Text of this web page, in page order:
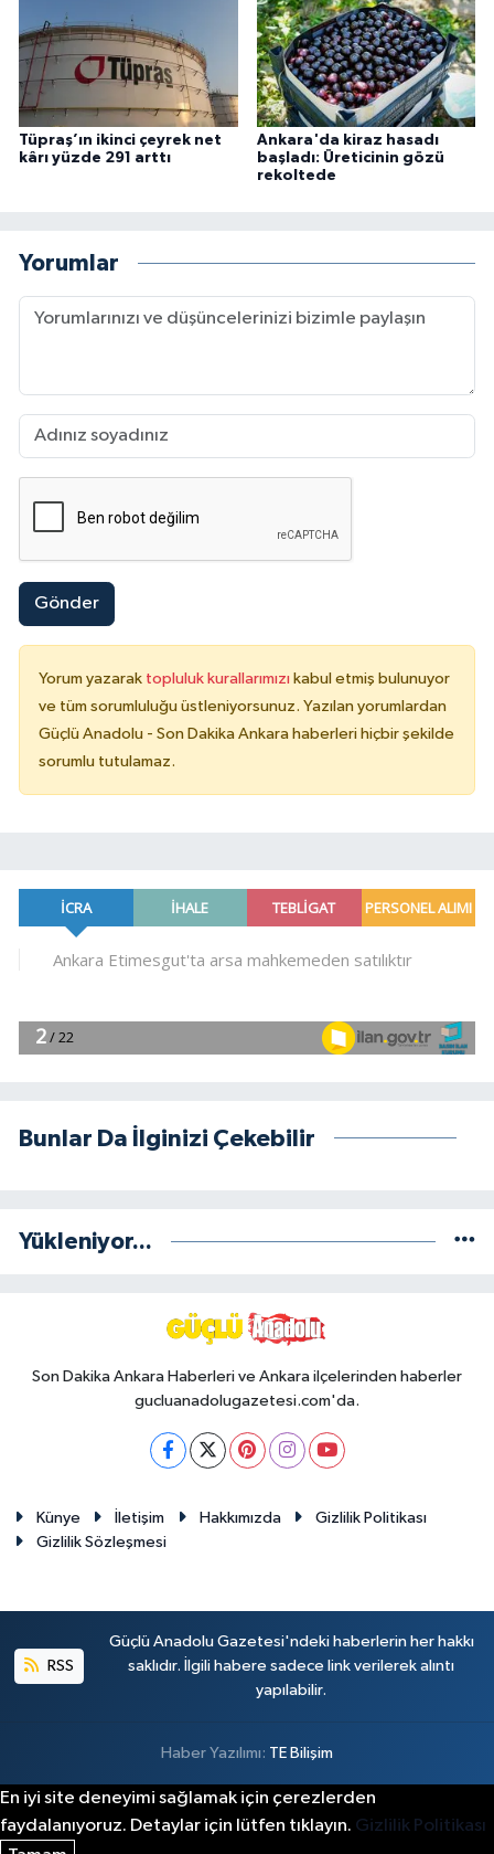
Tüpraş’ın ikinci çeyrek net
kârı yüzde 291 arttı
Ankara'da kiraz hasadı
başladı: Üreticinin gözü
rekoltede
Yorumlar
Gönder
Yorum yazarak topluluk kurallarımızı kabul etmiş bulunuyor
ve tüm sorumluluğu üstleniyorsunuz. Yazılan yorumlardan
Güçlü Anadolu - Son Dakika Ankara haberleri hiçbir şekilde
sorumlu tutulamaz.
Bunlar Da İlginizi Çekebilir
Yükleniyor...
Son Dakika Ankara Haberleri ve Ankara ilçelerinden haberler
gucluanadolugazetesi.com'da.
Künye İletişim Hakkımızda
Gizlilik Politikası
Gizlilik Sözleşmesi
RSS
Güçlü Anadolu Gazetesi'ndeki haberlerin her hakkı
saklıdır. İlgili habere sadece link verilerek alıntı
yapılabilir.
Haber Yazılımı: TE Bilişim
En iyi site deneyimi sağlamak için çerezlerden
faydalanıyoruz. Detaylar için lütfen tıklayın. Gizlilik Politikası